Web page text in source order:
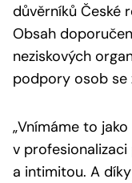
důvěrníků České
Obsah
neziskových
podpory osob se
„Vnímáme to
v
a intimitou. A